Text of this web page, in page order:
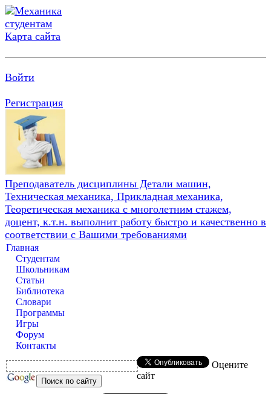
Карта сайта
Войти
Регистрация
Преподаватель дисциплины Детали машин,
Техническая механика, Прикладная механика,
Теоретическая механика с многолетним стажем,
доцент, к.т.н. выполнит работу быстро и качественно в
соответствии с Вашими требованиями
Главная
Студентам
Школьникам
Статьи
Библиотека
Словари
Программы
Игры
Форум
Контакты
Оцените
сайт